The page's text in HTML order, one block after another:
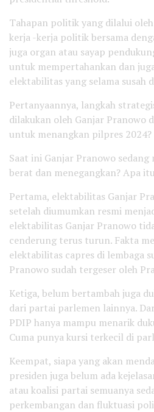
Tahapan politik yang dilalui
kerja -kerja politik bersama
juga organ atau sayap
untuk mempertahankan dan
elektabilitas yang selama susah
Pertanyaannya, langkah
dilakukan oleh Ganjar Pranowo
untuk menangkan pilpres 2024?
Saat ini Ganjar Pranowo
berat dan menegangkan? Apa
Pertama, elektabilitas Ganjar
setelah diumumkan resmi
elektabilitas Ganjar Pranowo
cenderung terus turun. Fakta
elektabilitas capres di lembaga
Pranowo sudah tergeser oleh
Ketiga, belum bertambah juga
dari partai parlemen lainnya.
PDIP hanya mampu menarik
Cuma punya kursi terkecil di
Keempat, siapa yang akan
presiden juga belum ada
atau koalisi partai semuanya
perkembangan dan fluktuasi